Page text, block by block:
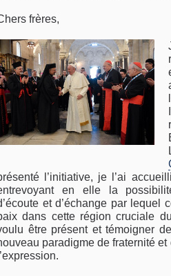
frères,
l’initiative, je l’ai
en elle la
et d’échange par lequel
dans cette région cruciale
être présent et témoigner
paradigme de fraternité